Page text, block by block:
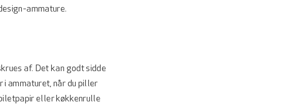
ammature.
af. Det kan godt sidde
i ammaturet, når du piller
eller køkkenrulle